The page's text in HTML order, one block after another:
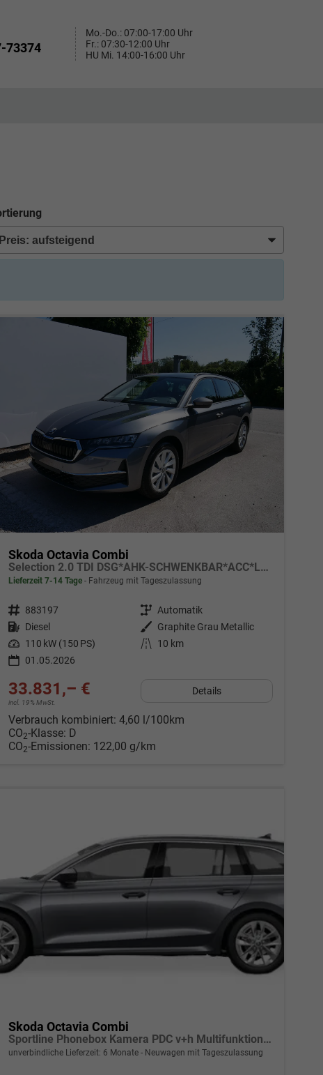
73374
Mo.-Do.: 07:00-17:00 Uhr
Fr.: 07:30-12:00 Uhr
HU Mi. 14:00-16:00 Uhr
Skoda Octavia Combi
Selection 2.0 TDI DSG*AHK-SCHWENKBAR*ACC*LED*PDC*SHZ*SMARTLINK
Lieferzeit 7-14 Tage Fahrzeug mit Tageszulassung
Fahrzeugnr. 883197 Getriebe Automatik
Kraftstoff Diesel Außenfarbe
Graphite Grau Metallic
Leistung 110 kW (150 PS) Kilometerstand
10 km
01.05.2026
33.831,– €
incl. 19% MwSt.
Details
Verbrauch kombiniert: 4,60 l/100km
CO2-Klasse: D
CO2-Emissionen: 122,00 g/km
Skoda Octavia Combi
Sportline Phonebox Kamera PDC v+h Multifunktionslederlenkrad Sunset KESSY Sitzheizung
unverbindliche Lieferzeit: 6 Monate Neuwagen mit Tageszulassung